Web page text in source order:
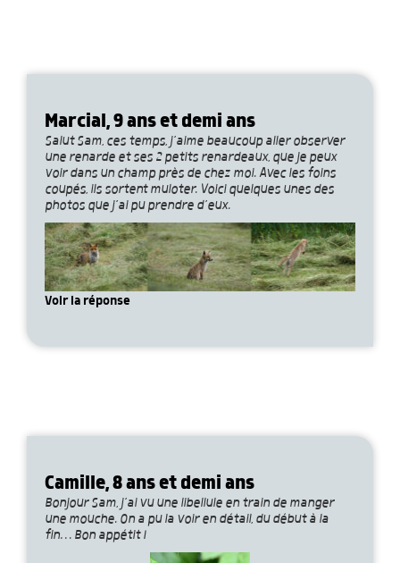
Marcial, 9 ans et demi ans
Salut Sam, ces temps, j’aime beaucoup aller observer
une renarde et ses 2 petits renardeaux, que je peux
voir dans un champ près de chez moi. Avec les foins
coupés, ils sortent muloter. Voici quelques unes des
photos que j’ai pu prendre d’eux.
Voir la réponse
Camille, 8 ans et demi ans
Bonjour Sam, j’ai vu une libellule en train de manger
une mouche. On a pu la voir en détail, du début à la
fin… Bon appétit !